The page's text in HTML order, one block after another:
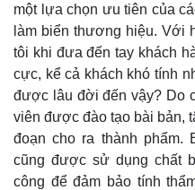
một lựa chọn ưu tiên của
làm biển thương hiệu. Với
tôi khi đưa đến tay khách
cực, kể cả khách khó tính
được lâu đời đến vậy? Do
viên được đào tạo bài bản,
đoạn cho ra thành phẩm.
cũng được sử dụng chất
công để đảm bảo tính